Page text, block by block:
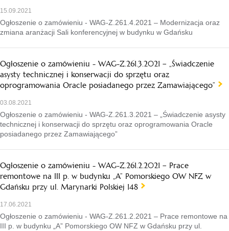
15.09.2021
Ogłoszenie o zamówieniu - WAG-Z.261.4.2021 – Modernizacja oraz
zmiana aranżacji Sali konferencyjnej w budynku w Gdańsku
Ogłoszenie o zamówieniu - WAG-Z.261.3.2021 – „Świadczenie
asysty technicznej i konserwacji do sprzętu oraz
oprogramowania Oracle posiadanego przez Zamawiającego”
03.08.2021
Ogłoszenie o zamówieniu - WAG-Z.261.3.2021 – „Świadczenie asysty
technicznej i konserwacji do sprzętu oraz oprogramowania Oracle
posiadanego przez Zamawiającego”
Ogłoszenie o zamówieniu - WAG-Z.261.2.2021 – Prace
remontowe na III p. w budynku „A” Pomorskiego OW NFZ w
Gdańsku przy ul. Marynarki Polskiej 148
17.06.2021
Ogłoszenie o zamówieniu - WAG-Z.261.2.2021 – Prace remontowe na
III p. w budynku „A” Pomorskiego OW NFZ w Gdańsku przy ul.